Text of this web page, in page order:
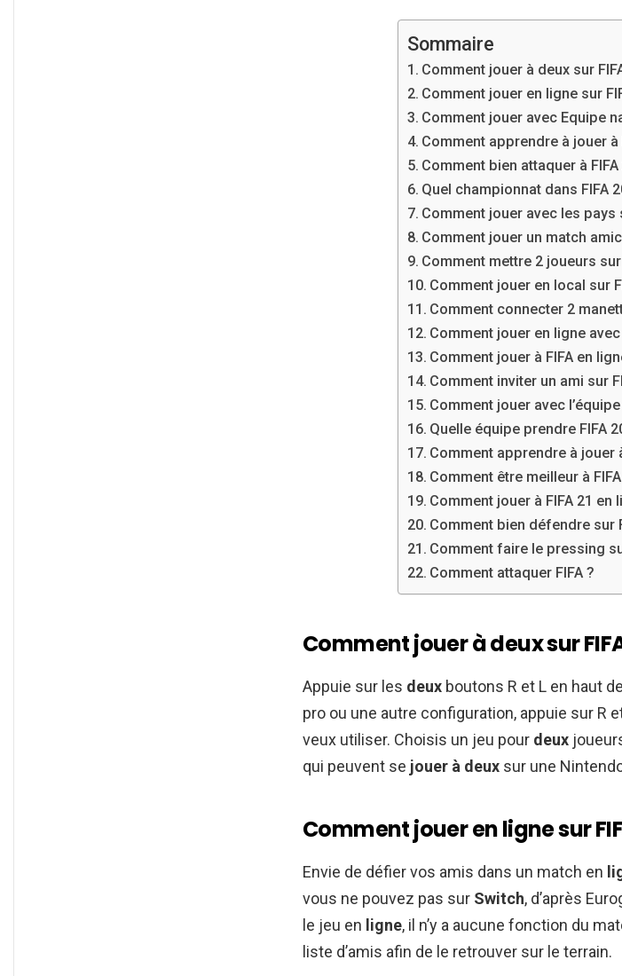
Sommaire
Comment jouer à deux sur
Comment jouer en ligne sur
Comment jouer avec Equipe
Comment apprendre à jouer à
Comment bien attaquer à FIFA
Quel championnat dans FIFA
Comment jouer avec les pays
Comment jouer un match
Comment mettre 2 joueurs
Comment jouer en local sur
Comment connecter 2
Comment jouer en ligne avec
Comment jouer à FIFA en
Comment inviter un ami sur
Comment jouer avec
Quelle équipe prendre FIFA
Comment apprendre à jouer
Comment être meilleur à
Comment jouer à FIFA 21 en
Comment bien défendre sur
Comment faire le pressing
Comment attaquer FIFA ?
Comment jouer à deux sur
Appuie sur les deux boutons R et L en haut
pro ou une autre configuration, appuie sur R
veux utiliser. Choisis un jeu pour deux
qui peuvent se jouer à deux sur une
Comment jouer en ligne sur
Envie de défier vos amis dans un match en
vous ne pouvez pas sur Switch, d’après
le jeu en ligne, il n’y a aucune fonction du
liste d’amis afin de le retrouver sur le terrain.